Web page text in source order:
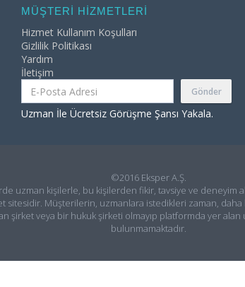
MÜŞTERİ HİZMETLERİ
Hizmet Kullanım Koşulları
Gizlilik Politikası
Yardım
İletişim
Gönder
Uzman İle Ücretsiz Görüşme Şansı Yakala.
©2016 Eksper A.Ş.
uzman kişilerle, bu kişilerden fikir, tavsiye ve deneyim
Müşterilerin, uzmanlara istedikleri zaman, daha
şirket veya bir hukuk şirketi olmayıp platformda yer
bulunmamaktadır.